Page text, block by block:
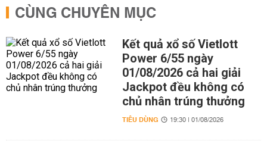
CÙNG CHUYÊN MỤC
Kết quả xổ số Vietlott
Power 6/55 ngày
01/08/2026 cả hai giải
Jackpot đều không có
chủ nhân trúng thưởng
TIÊU DÙNG 19:30 | 01/08/2026